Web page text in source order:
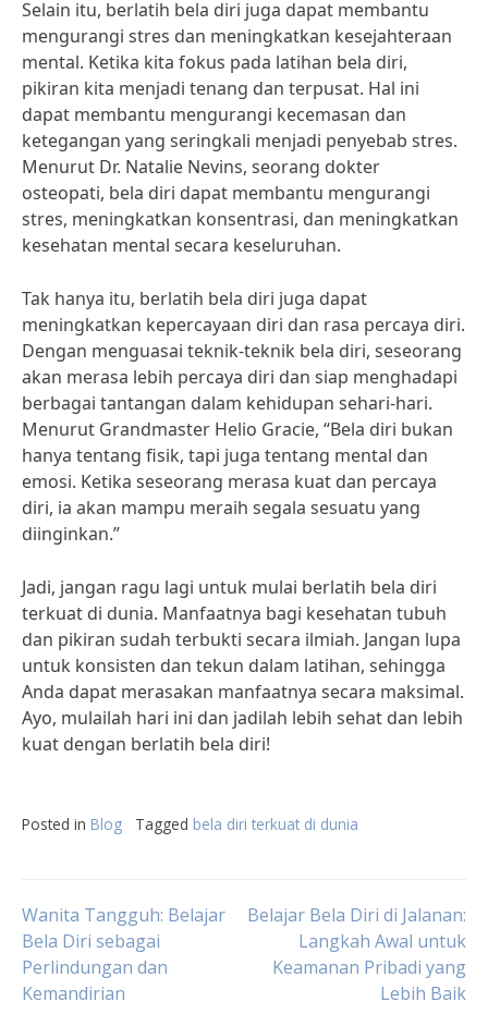
Selain itu, berlatih bela diri juga dapat membantu
mengurangi stres dan meningkatkan kesejahteraan
mental. Ketika kita fokus pada latihan bela diri,
pikiran kita menjadi tenang dan terpusat. Hal ini
dapat membantu mengurangi kecemasan dan
ketegangan yang seringkali menjadi penyebab stres.
Menurut Dr. Natalie Nevins, seorang dokter
osteopati, bela diri dapat membantu mengurangi
stres, meningkatkan konsentrasi, dan meningkatkan
kesehatan mental secara keseluruhan.
Tak hanya itu, berlatih bela diri juga dapat
meningkatkan kepercayaan diri dan rasa percaya diri.
Dengan menguasai teknik-teknik bela diri, seseorang
akan merasa lebih percaya diri dan siap menghadapi
berbagai tantangan dalam kehidupan sehari-hari.
Menurut Grandmaster Helio Gracie, “Bela diri bukan
hanya tentang fisik, tapi juga tentang mental dan
emosi. Ketika seseorang merasa kuat dan percaya
diri, ia akan mampu meraih segala sesuatu yang
diinginkan.”
Jadi, jangan ragu lagi untuk mulai berlatih bela diri
terkuat di dunia. Manfaatnya bagi kesehatan tubuh
dan pikiran sudah terbukti secara ilmiah. Jangan lupa
untuk konsisten dan tekun dalam latihan, sehingga
Anda dapat merasakan manfaatnya secara maksimal.
Ayo, mulailah hari ini dan jadilah lebih sehat dan lebih
kuat dengan berlatih bela diri!
Posted in Blog Tagged bela diri terkuat di dunia
Post
navigation
Wanita Tangguh: Belajar
Bela Diri sebagai
Perlindungan dan
Kemandirian
Belajar Bela Diri di Jalanan:
Langkah Awal untuk
Keamanan Pribadi yang
Lebih Baik